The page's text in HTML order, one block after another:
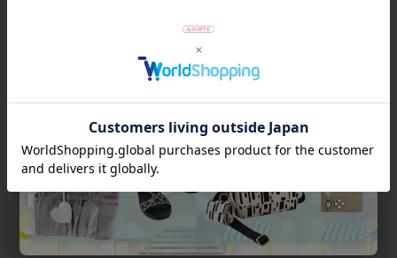
返品について